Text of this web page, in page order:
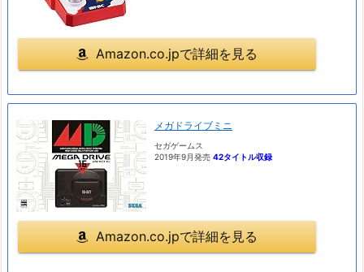
Amazon.co.jpで詳細を見る
メガドライブミニ
セガゲームス
2019年9月発売 42タイトル収録
Amazon.co.jpで詳細を見る